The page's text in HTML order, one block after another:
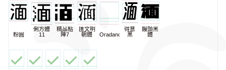
粉圓
俐方體
11
精品點
陣7
匯文明
朝體
Oradano
得意
黑
饅頭黑
體